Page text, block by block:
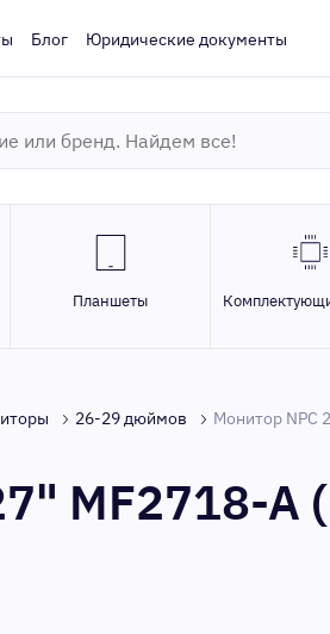
Блог Юридические документы
Планшеты
26-29 дюймов Монитор NPC
MF2718-A